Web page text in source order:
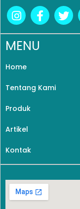
MENU
Home
Tentang Kami
Produk
Artikel
Kontak